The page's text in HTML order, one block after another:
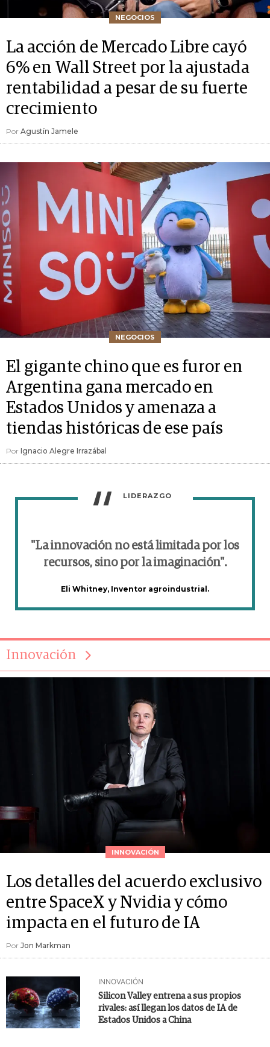
NEGOCIOS
La acción de Mercado Libre cayó
6% en Wall Street por la ajustada
rentabilidad a pesar de su fuerte
crecimiento
Por Agustín Jamele
NEGOCIOS
El gigante chino que es furor en
Argentina gana mercado en
Estados Unidos y amenaza a
tiendas históricas de ese país
Por Ignacio Alegre Irrazábal
LIDERAZGO
"La innovación no está limitada por los
recursos, sino por la imaginación".
Eli Whitney, Inventor agroindustrial.
Innovación
INNOVACIÓN
Los detalles del acuerdo exclusivo
entre SpaceX y Nvidia y cómo
impacta en el futuro de IA
Por Jon Markman
INNOVACIÓN
Silicon Valley entrena a sus propios
rivales: así llegan los datos de IA de
Estados Unidos a China